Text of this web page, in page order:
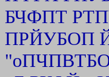
БЧФПТ
ПРЙУБОП